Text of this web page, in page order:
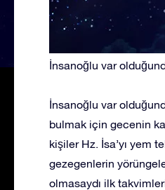
İnsanoğlu var
İnsanoğlu var
bulmak için gecenin
kişiler Hz. İsa’yı yem
gezegenlerin
olmasaydı ilk